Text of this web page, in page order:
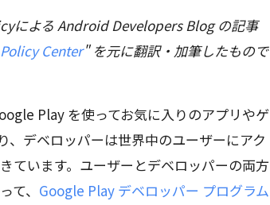
による Android Developers Blog の記事
Center" を元に翻訳・加筆したもので
Play を使ってお気に入りのアプリやゲ
、デベロッパーは世界中のユーザーにアク
ています。ユーザーとデベロッパーの両方
て、 Google Play デベロッパー プログラム